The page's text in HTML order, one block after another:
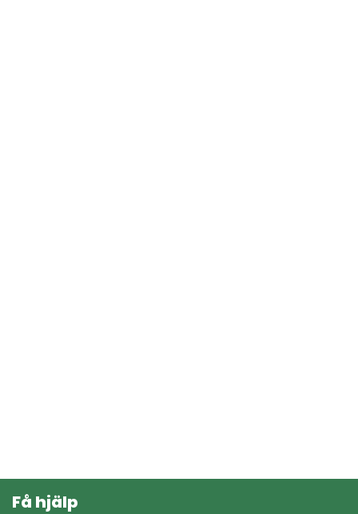
Få hjälp